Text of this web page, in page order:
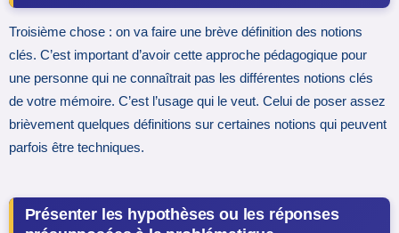
Troisième chose : on va faire une brève définition des notions
clés. C’est important d’avoir cette approche pédagogique pour
une personne qui ne connaîtrait pas les différentes notions clés
de votre mémoire. C’est l’usage qui le veut. Celui de poser assez
brièvement quelques définitions sur certaines notions qui peuvent
parfois être techniques.
Présenter les hypothèses ou les réponses